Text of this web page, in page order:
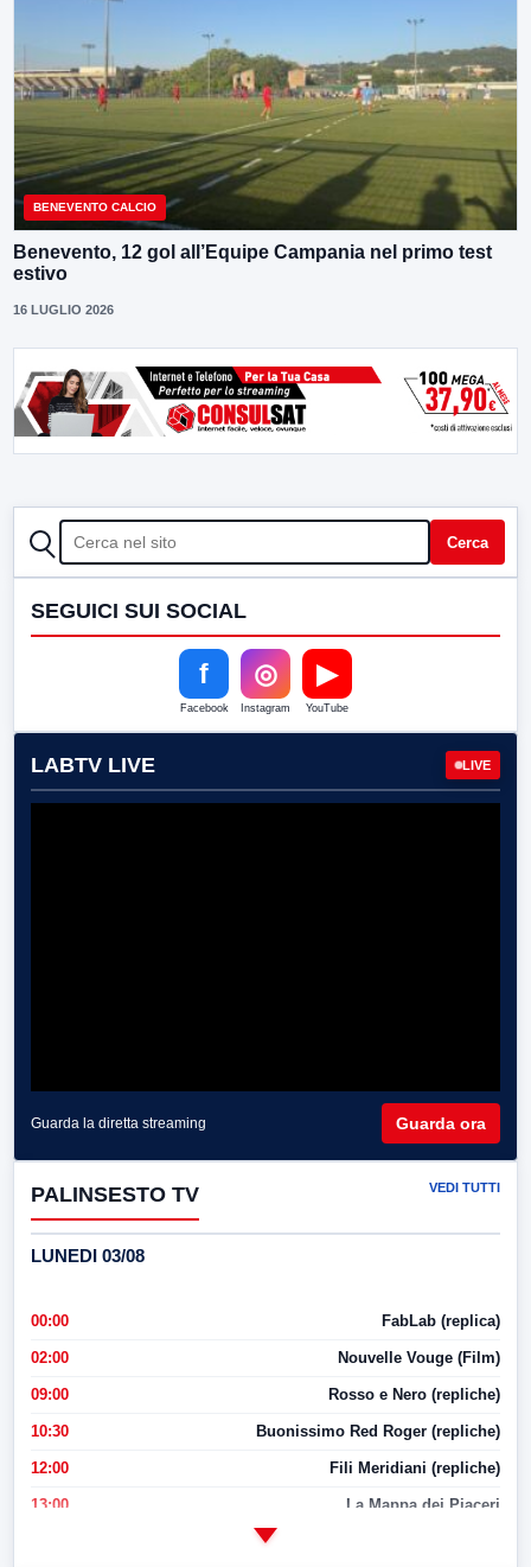
BENEVENTO CALCIO
Benevento, 12 gol all’Equipe Campania nel primo test
estivo
16 LUGLIO 2026
CERCA Cerca
SEGUICI SUI SOCIAL
f
Facebook
◎
Instagram
▶
YouTube
LABTV LIVE LIVE
Guarda la diretta streaming Guarda ora
PALINSESTO TV VEDI TUTTI
LUNEDI 03/08
00:00 FabLab (replica)
02:00 Nouvelle Vouge (Film)
09:00 Rosso e Nero (repliche)
10:30 Buonissimo Red Roger (repliche)
12:00 Fili Meridiani (repliche)
13:00 La Mappa dei Piaceri